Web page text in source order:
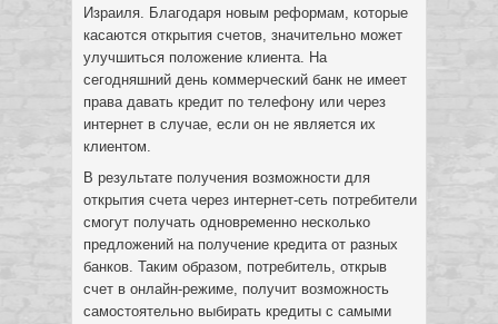
Израиля. Благодаря новым реформам, которые
касаются открытия счетов, значительно может
улучшиться положение клиента. На
сегодняшний день коммерческий банк не имеет
права давать кредит по телефону или через
интернет в случае, если он не является их
клиентом.
В результате получения возможности для
открытия счета через интернет-сеть потребители
смогут получать одновременно несколько
предложений на получение кредита от разных
банков. Таким образом, потребитель, открыв
счет в онлайн-режиме, получит возможность
самостоятельно выбирать кредиты с самыми